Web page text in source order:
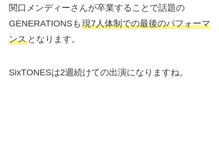
関口メンディーさんが卒業することで話題の
GENERATIONSも 現7人体制での最後のパフォーマ
ンスとなります。
SixTONESは2週続けての出演になりますね。